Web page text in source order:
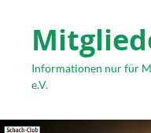
Informationen nur für
e.V.